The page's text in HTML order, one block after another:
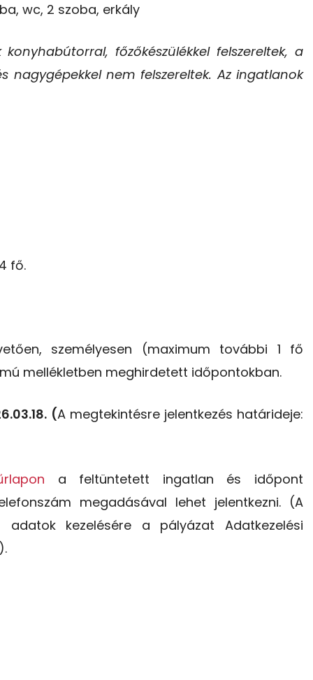
wc, 2 szoba, erkály
főzőkészülékkel felszereltek, a
nagygépekkel nem felszereltek. Az ingatlanok
fő.
személyesen (maximum további 1 fő
mellékletben meghirdetett időpontokban.
(A megtekintésre jelentkezés határideje:
a feltüntetett ingatlan és időpont
megadásával lehet jelentkezni. (A
kezelésére a pályázat Adatkezelési